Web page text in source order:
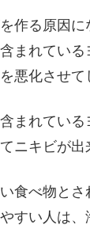
作る原因
まれてい
悪化させて
まれてい
ニキビが出
食べ物と
すい人は